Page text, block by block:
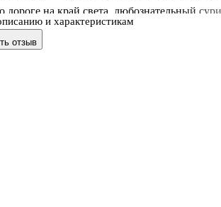
отзыв
дороге на край света, любознательный
стали неразлучны. Благодаря
герои могут справиться с любыми
и характеристикам